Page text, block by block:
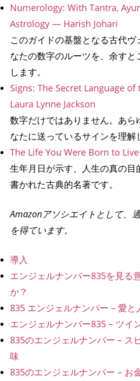
Numerology: With Tantra,
Astrology — Harish Johari
このガイドの基盤となる古代ヴ
なたの数字のルーツを、余すと
します。
Signs: The Secret Language
Laura Lynne Jackson
数字だけではありません。あら
なたに送っているサインを理解
The Life You Were Born to
生年月日が示す、人生の真の目
書かれた古典的名著です。
Amazonアソシエイトとして、
を得ています。
導入
エンジェルナンバー835を見る
か？
835 エンジェルナンバー – 愛と
エンジェルナンバー835 – ツイ
835のエンジェルナンバー – ス
味
835のエンジェルナンバー – お